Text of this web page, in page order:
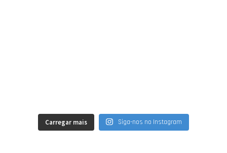
Carregar mais Siga-nos no Instagram